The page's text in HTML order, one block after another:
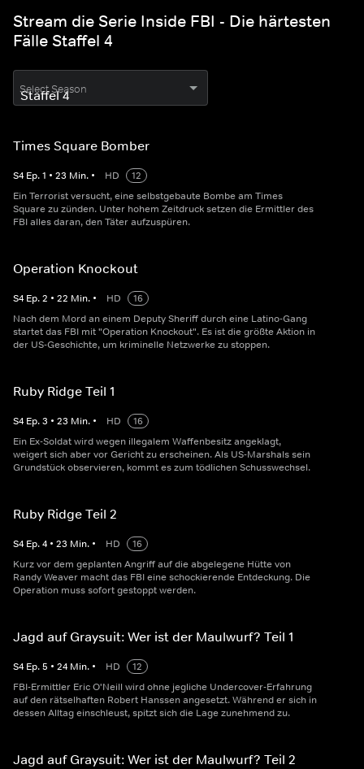
Stream die Serie Inside FBI - Die härtesten
Fälle Staffel 4
Select Season
Times Square Bomber
S4 Ep.1 • 23 Min. • HD
12
Ein Terrorist versucht, eine selbstgebaute Bombe am Times
Square zu zünden. Unter hohem Zeitdruck setzen die Ermittler des
FBI alles daran, den Täter aufzuspüren.
Operation Knockout
S4 Ep.2 • 22 Min. • HD
16
Nach dem Mord an einem Deputy Sheriff durch eine Latino-Gang
startet das FBI mit "Operation Knockout". Es ist die größte Aktion in
der US-Geschichte, um kriminelle Netzwerke zu stoppen.
Ruby Ridge Teil 1
S4 Ep.3 • 23 Min. • HD
16
Ein Ex-Soldat wird wegen illegalem Waffenbesitz angeklagt,
weigert sich aber vor Gericht zu erscheinen. Als US-Marshals sein
Grundstück observieren, kommt es zum tödlichen Schusswechsel.
Ruby Ridge Teil 2
S4 Ep.4 • 23 Min. • HD
16
Kurz vor dem geplanten Angriff auf die abgelegene Hütte von
Randy Weaver macht das FBI eine schockierende Entdeckung. Die
Operation muss sofort gestoppt werden.
Jagd auf Graysuit: Wer ist der Maulwurf? Teil 1
S4 Ep.5 • 24 Min. • HD
12
FBI-Ermittler Eric O'Neill wird ohne jegliche Undercover-Erfahrung
auf den rätselhaften Robert Hanssen angesetzt. Während er sich in
dessen Alltag einschleust, spitzt sich die Lage zunehmend zu.
Jagd auf Graysuit: Wer ist der Maulwurf? Teil 2